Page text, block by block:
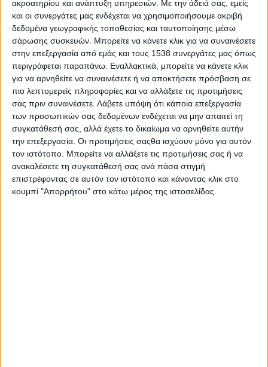
ακροατηρίου και ανάπτυξη υπηρεσιών. Με την άδειά σας, εμείς
και οι συνεργάτες μας ενδέχεται να χρησιμοποιήσουμε ακριβή
δεδομένα γεωγραφικής τοποθεσίας και ταυτοποίησης μέσω
σάρωσης συσκευών. Μπορείτε να κάνετε κλικ για να συναινέσετε
στην επεξεργασία από εμάς και τους 1538 συνεργάτες μας όπως
περιγράφεται παραπάνω. Εναλλακτικά, μπορείτε να κάνετε κλικ
για να αρνηθείτε να συναινέσετε ή να αποκτήσετε πρόσβαση σε
πιο λεπτομερείς πληροφορίες και να αλλάξετε τις προτιμήσεις
σας πριν συναινέσετε. Λάβετε υπόψη ότι κάποια επεξεργασία
των προσωπικών σας δεδομένων ενδέχεται να μην απαιτεί τη
συγκατάθεσή σας, αλλά έχετε το δικαίωμα να αρνηθείτε αυτήν
την επεξεργασία. Οι προτιμήσεις σαςθα ισχύουν μόνο για αυτόν
τον ιστότοπο. Μπορείτε να αλλάξετε τις προτιμήσεις σας ή να
ανακαλέσετε τη συγκατάθεσή σας ανά πάσα στιγμή
επιστρέφοντας σε αυτόν τον ιστότοπο και κάνοντας κλικ στο
κουμπί "Απορρήτου" στο κάτω μέρος της ιστοσελίδας.
στο προσκήνιο
on
25 Σεπτεμβρίου 2025
... Μουσείο Αλιείας Αιτωλικού | Τα Γεφύρια του
Αιτωλικού στο προσκήνιο | Πολιτιστική εκδήλωση στο
Μουσείο Αλιείας, στο πλαίσιο των…
Διαβάστε περισσότερα